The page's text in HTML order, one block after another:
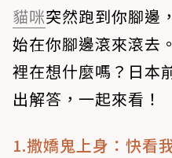
貓咪突然跑到你腳邊
始在你腳邊滾來滾去
裡在想什麼嗎？日本
出解答，一起來看！
1.撒嬌鬼上身：快看